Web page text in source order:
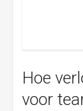
Hoe
voor